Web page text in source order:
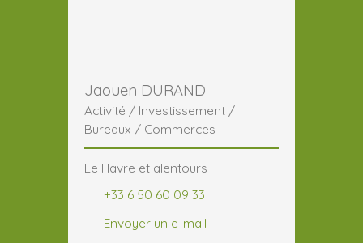
Jaouen DURAND
Activité / Investissement /
Bureaux / Commerces
Le Havre et alentours
+33 6 50 60 09 33
Envoyer un e-mail